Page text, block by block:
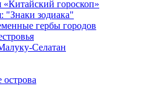
«Китайский гороскоп»
"Знаки зодиака"
гербы городов
Селатан